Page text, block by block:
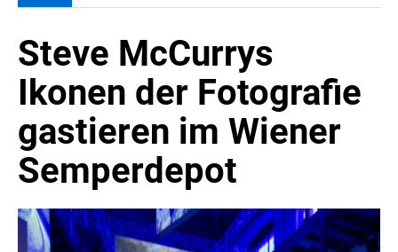
MELDUNGEN
ATOMBODY
ATELIER JUNGWIRTH
BAIN & COMPANY
CROWE SOT
DIE UMSETZER
EGGERS & FRANKE ÖSTERREICH
EWP RECYCLING PFAND ÖSTERREICH
Steve McCurrys
Ikonen der Fotografie
gastieren im Wiener
Semperdepot